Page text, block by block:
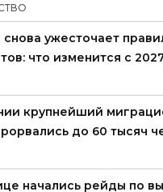
снова ужесточает
что изменится с
крупнейший
до 60 тысяч
начались рейды по